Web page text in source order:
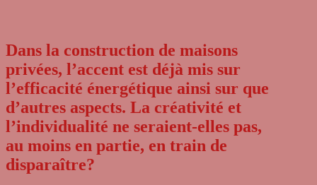
Dans la construction de maisons
privées, l’accent est déjà mis sur
l’efficacité énergétique ainsi sur que
d’autres aspects. La créativité et
l’individualité ne seraient-elles pas,
au moins en partie, en train de
disparaître?